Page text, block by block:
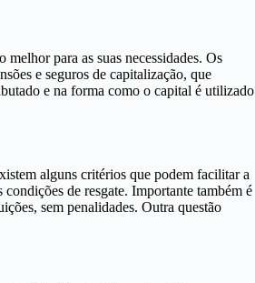
para as suas necessidades. Os
e seguros de capitalização, que
e na forma como o capital é utilizado
alguns critérios que podem facilitar a
condições de resgate. Importante também é
sem penalidades. Outra questão